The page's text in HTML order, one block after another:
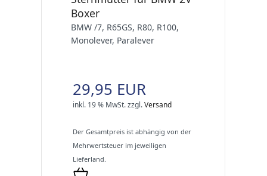
Boxer
BMW /7, R65GS, R80, R100,
Monolever, Paralever
29,95 EUR
inkl. 19 % MwSt.zzgl.Versand
Der Gesamtpreis ist abhängig von der
Mehrwertsteuer im jeweiligen
Lieferland.